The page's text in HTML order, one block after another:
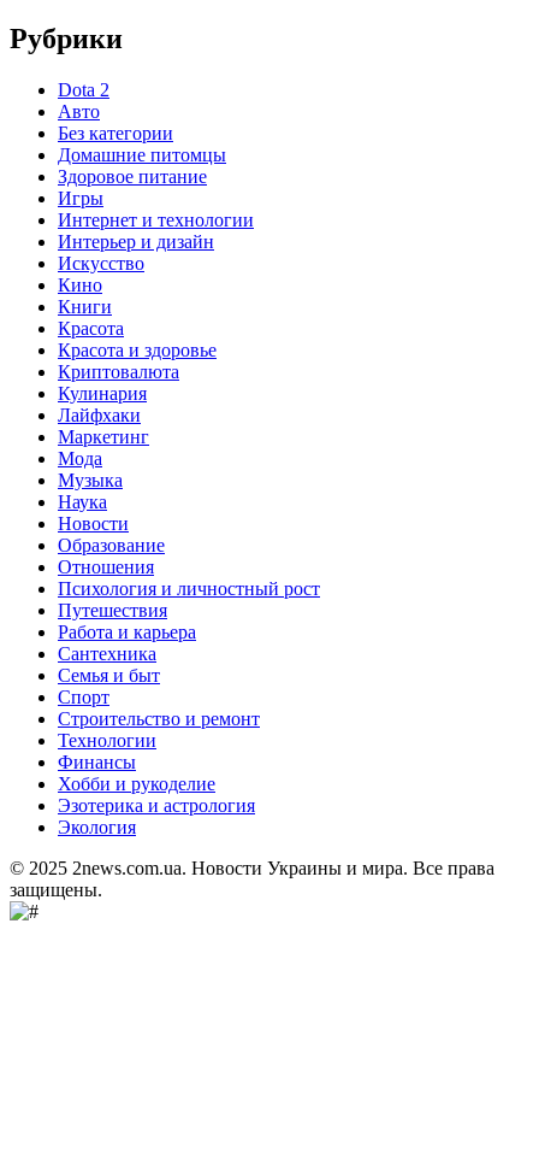
Рубрики
Dota 2
Авто
Без категории
Домашние питомцы
Здоровое питание
Игры
Интернет и технологии
Интерьер и дизайн
Искусство
Кино
Книги
Красота
Красота и здоровье
Криптовалюта
Кулинария
Лайфхаки
Маркетинг
Мода
Музыка
Наука
Новости
Образование
Отношения
Психология и личностный рост
Путешествия
Работа и карьера
Сантехника
Семья и быт
Спорт
Строительство и ремонт
Технологии
Финансы
Хобби и рукоделие
Эзотерика и астрология
Экология
© 2025 2news.com.ua. Новости Украины и мира. Все права
защищены.